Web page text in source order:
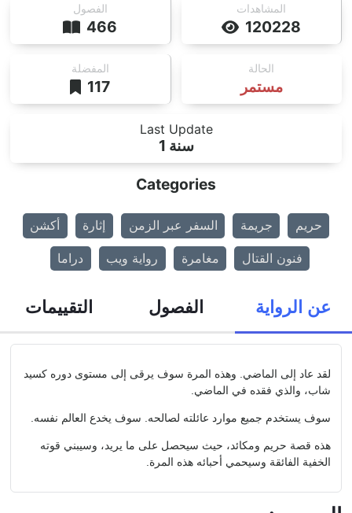
466
الفصول
120228
المشاهدات
117
المفضلة
مستمر
الحالة
Last Update
1 سنة
Categories
أكشن إثارة السفر عبر الزمن جريمة حريم
دراما رواية ويب مغامرة فنون القتال
عن الرواية الفصول التقييمات
لقد عاد إلى الماضي. وهذه المرة سوف يرقى إلى مستوى دوره كسيد
شاب، والذي فقده في الماضي.
سوف يستخدم جميع موارد عائلته لصالحه. سوف يخدع العالم نفسه.
هذه قصة حريم ومكائد، حيث سيحصل على ما يريد، وسيبني قوته
الخفية الفائقة وسيحمي أحبائه هذه المرة.